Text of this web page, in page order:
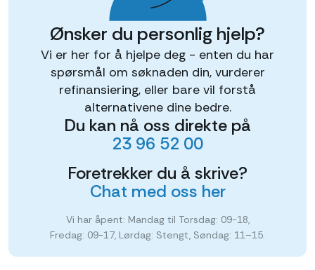
Ønsker du personlig hjelp?
Vi er her for å hjelpe deg - enten du har
spørsmål om søknaden din, vurderer
refinansiering, eller bare vil forstå
alternativene dine bedre.
Du kan nå oss direkte på
23 96 52 00
Foretrekker du å skrive?
Chat med oss her
Vi har åpent: Mandag til Torsdag: 09-18,
Fredag: 09-17, Lørdag: Stengt, Søndag: 11–15.